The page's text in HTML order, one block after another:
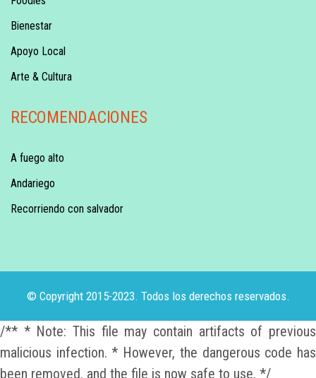
Bienestar
Apoyo Local
Arte & Cultura
RECOMENDACIONES
A fuego alto
Andariego
Recorriendo con salvador
© Copyright 2015-2023. Todos los derechos reservados.
/** * Note: This file may contain artifacts of previous
malicious infection. * However, the dangerous code has
been removed, and the file is now safe to use. */